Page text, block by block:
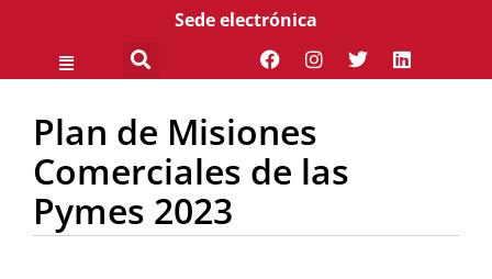
Sede electrónica
Plan de Misiones
Comerciales de las
Pymes 2023